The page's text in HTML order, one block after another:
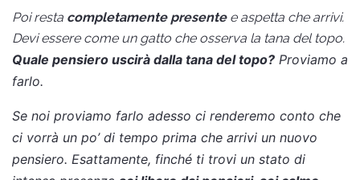
Poi resta completamente presentee aspetta che arrivi.
Devi essere come un gatto che osserva la tana del topo.
Quale pensiero uscirà dalla tana del topo? Proviamo a
farlo.
Se noi proviamo farlo adesso ci renderemo conto che
ci vorrà un po’ di tempo prima che arrivi un nuovo
pensiero. Esattamente, finché ti trovi un stato di